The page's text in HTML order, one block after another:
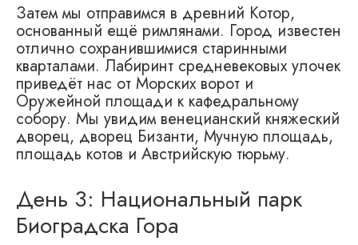
Затем мы отправимся в древний Котор,
основанный ещё римлянами. Город известен
отлично сохранившимися старинными
кварталами. Лабиринт средневековых улочек
приведёт нас от Морских ворот и
Оружейной площади к кафедральному
собору. Мы увидим венецианский княжеский
дворец, дворец Бизанти, Мучную площадь,
площадь котов и Австрийскую тюрьму.
День 3: Национальный парк
Биоградска Гора